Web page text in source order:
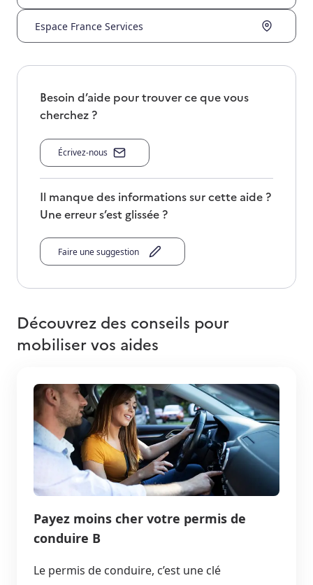
Espace France Services
Besoin d’aide pour trouver ce que vous
cherchez ?
Écrivez-nous
Il manque des informations sur cette aide ?
Une erreur s’est glissée ?
Faire une suggestion
Découvrez des conseils pour
mobiliser vos aides
Payez moins cher votre permis de
conduire B
Le permis de conduire, c’est une clé